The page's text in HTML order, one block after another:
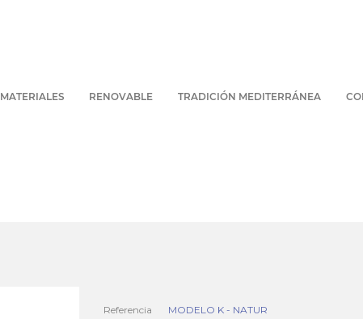
MATERIALES RENOVABLE TRADICIÓN MEDITERRÁNEA
Referencia MODELO K - NATUR